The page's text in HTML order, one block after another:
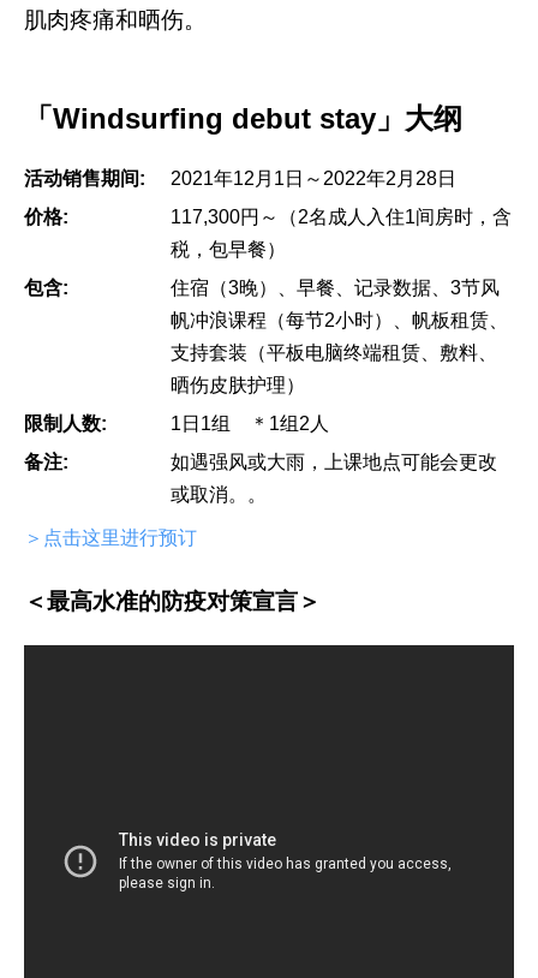
肌肉疼痛和晒伤。
「Windsurfing debut stay」大纲
活动销售期间:
2021年12月1日～2022年2月28日
价格:
117,300円～（2名成人入住1间房时，含
税，包早餐）
包含:
住宿（3晚）、早餐、记录数据、3节风
帆冲浪课程（每节2小时）、帆板租赁、
支持套装（平板电脑终端租赁、敷料、
晒伤皮肤护理）
限制人数:
1日1组 ＊1组2人
备注:
如遇强风或大雨，上课地点可能会更改
或取消。。
＞点击这里进行预订
＜最高水准的防疫对策宣言＞